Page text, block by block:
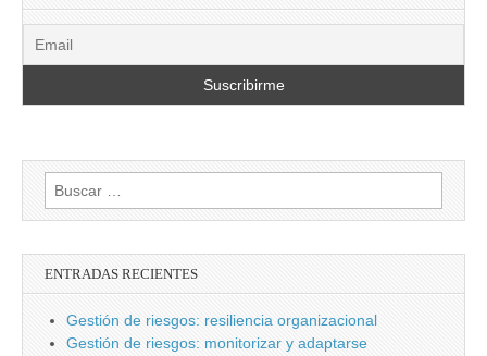
Buscar:
ENTRADAS RECIENTES
Gestión de riesgos: resiliencia organizacional
Gestión de riesgos: monitorizar y adaptarse